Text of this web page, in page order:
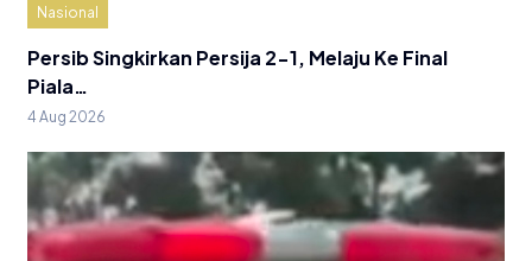
Nasional
Persib Singkirkan Persija 2-1, Melaju Ke Final
Piala…
4 Aug 2026